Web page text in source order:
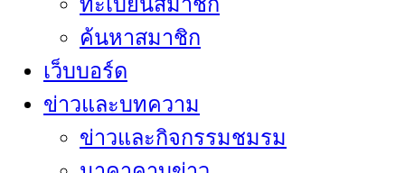
ค้นหาสมาชิก
เว็บบอร์ด
ข่าวและบทความ
ข่าวและกิจกรรมชมรม